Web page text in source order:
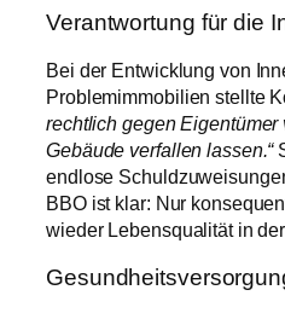
Verantwortung für die
Bei der Entwicklung von
Problemimmobilien stellte
rechtlich gegen Eigentümer
Gebäude verfallen lassen.“
endlose
BBO ist klar: Nur
wieder Lebensqualität in